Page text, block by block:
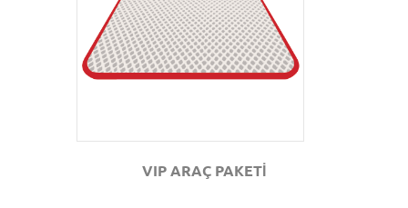
GÖZAT
VIP ARAÇ PAKETİ